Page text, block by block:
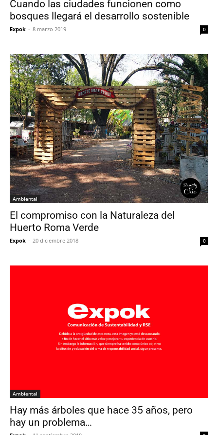
Cuando las ciudades funcionen como
bosques llegará el desarrollo sostenible
Expok - 8 marzo 2019 0
Ambiental
El compromiso con la Naturaleza del
Huerto Roma Verde
Expok - 20 diciembre 2018 0
Ambiental
Hay más árboles que hace 35 años, pero
hay un problema…